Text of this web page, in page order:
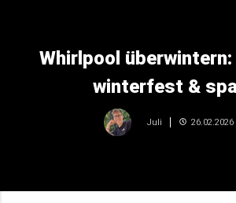
Whirlpool überwintern:
winterfest &
Juli 26.02.2026